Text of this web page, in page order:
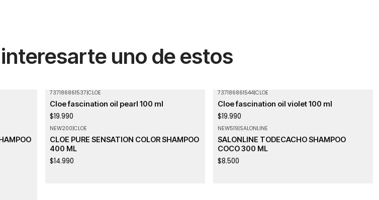
uno de estos
737186861537|CLOE
Cloe fascination oil pearl 100 ml
$19.990
737186861544|CLOE
Cloe fascination oil violet 100 ml
$19.990
NEW200|CLOE
CLOE PURE SENSATION COLOR SHAMPOO
400 ML
$14.990
NEW519|SALONLINE
SALONLINE TODECACHO SHAMPOO
COCO 300 ML
$8.500